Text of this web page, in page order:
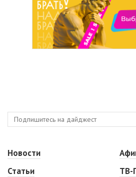
Новости
Статьи
ТВ-